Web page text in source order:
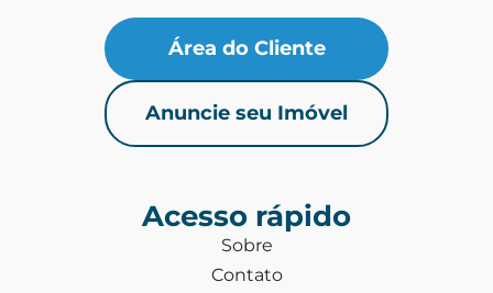
Área do Cliente
Anuncie seu Imóvel
Acesso rápido
Sobre
Contato